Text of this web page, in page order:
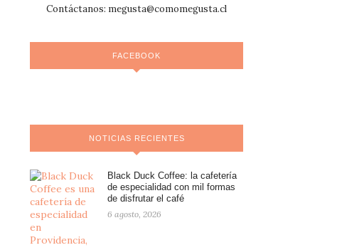
Contáctanos: megusta@comomegusta.cl
FACEBOOK
NOTICIAS RECIENTES
Black Duck Coffee: la cafetería
de especialidad con mil formas
de disfrutar el café
6 agosto, 2026